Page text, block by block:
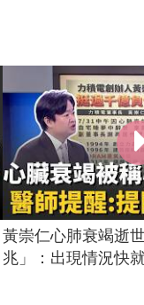
黃崇仁心肺衰竭逝
兆」：出現情況快